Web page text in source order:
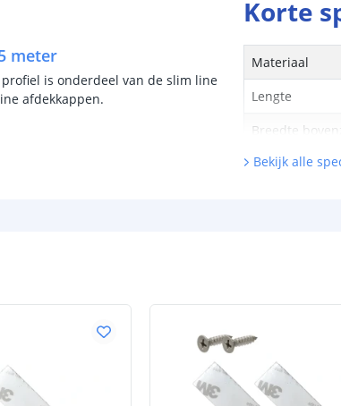
meter
is onderdeel van de slim line
afdekkappen.
Korte
Materiaal
Lengte
Breedte
Breedte
Bekijk alle